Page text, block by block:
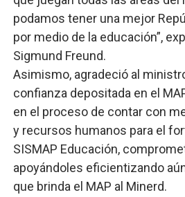
podamos tener una mejor
por medio de la educación”,
Sigmund Freund.
Asimismo, agradeció al
confianza depositada en el
en el proceso de contar con
y recursos humanos para el
SISMAP Educación,
apoyándoles eficientizando
que brinda el MAP al Minerd.